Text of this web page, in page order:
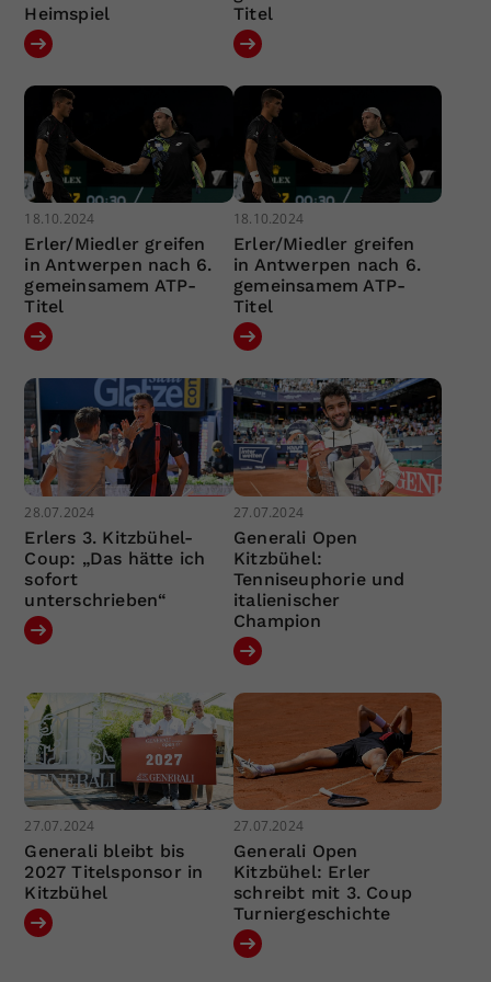
Heimspiel
Titel
18.10.2024
Erler/Miedler greifen
in Antwerpen nach 6.
gemeinsamem ATP-
Titel
18.10.2024
Erler/Miedler greifen
in Antwerpen nach 6.
gemeinsamem ATP-
Titel
28.07.2024
Erlers 3. Kitzbühel-
Coup: „Das hätte ich
sofort
unterschrieben“
27.07.2024
Generali Open
Kitzbühel:
Tenniseuphorie und
italienischer
Champion
27.07.2024
Generali bleibt bis
2027 Titelsponsor in
Kitzbühel
27.07.2024
Generali Open
Kitzbühel: Erler
schreibt mit 3. Coup
Turniergeschichte